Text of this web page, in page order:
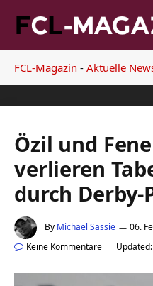
FCL-Magazin - Aktuelle
Özil und
verlieren
durch Derby-
By Michael Sassie
06.
Keine Kommentare
Updated: